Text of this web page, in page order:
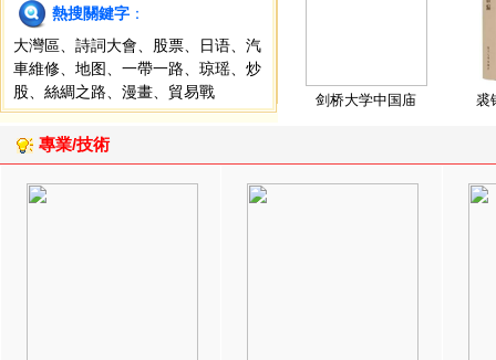
熱搜關鍵字 ：
大灣區
詩詞大會 股票 日语
汽
車維修
地图 一帶一路 琼瑶
炒
股
絲綢之路 漫畫 貿易戰 剑桥大学中国庙 裘
專業/技術